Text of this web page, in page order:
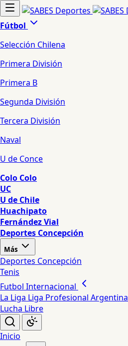
Fútbol
Selección Chilena
Primera División
Primera B
Segunda División
Tercera División
Naval
U de Conce
Colo Colo
UC
U de Chile
Huachipato
Fernández Vial
Deportes Concepción
Más
Deportes Concepción
Tenis
Futbol Internacional
La Liga Liga Profesional Argentina
Lucha Libre
Inicio